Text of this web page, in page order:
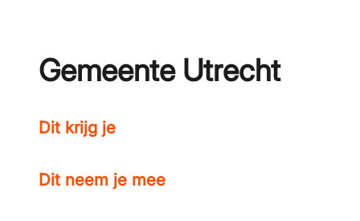
Gemeente Utrecht
Dit krijg je
Dit neem je mee